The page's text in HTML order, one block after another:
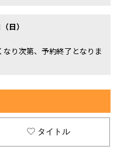
日）
り次第、予約終了となりま
タイトル